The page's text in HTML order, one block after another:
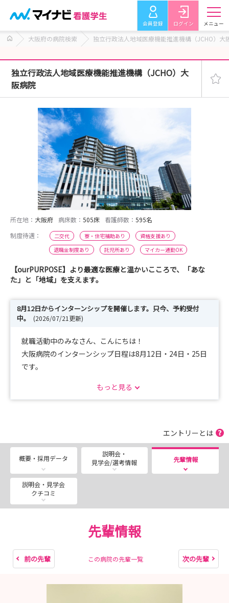
会員登録 ログイン メニュー
大阪府の病院検索 独立行政法人地域医療機能推進機構（JCHO）大
独立行政法人地域医療機能推進機構（JCHO）大
阪病院
所在地： 大阪府 病床数： 505床 看護師数： 595名
制度待遇：
二交代 寮・住宅補助あり
資格支援あり
退職金制度あり
託児所あり マイカー通勤OK
【ourPURPOSE】より最適な医療と温かいこころで、「あな
た」と「地域」を支えます。
8月12日からインターンシップを開催します。只今、予約受付
中。
(2026/07/21更新)
就職活動中のみなさん、こんにちは！
大阪病院のインターンシップ日程は8月12日・24日・25日
です。
ホームページ、パンフレットなどでは伝えきれない、職
案内するのは、2～3年目看護師です。気になることは、
何でも聞いてください。来てみないとわからないことが、
きっとあります‼
スタッフ一同、お待ちしています‼
もっと見る
エントリーとは
概要・採用データ
説明会・
見学会/選考情報
先輩情報
説明会・見学会
クチコミ
先輩情報
前の先輩 この病院の先輩一覧 次の先輩